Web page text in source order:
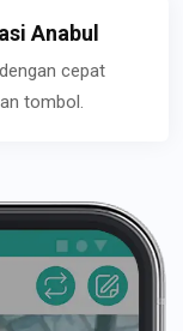
Anabul
cepat
tombol.